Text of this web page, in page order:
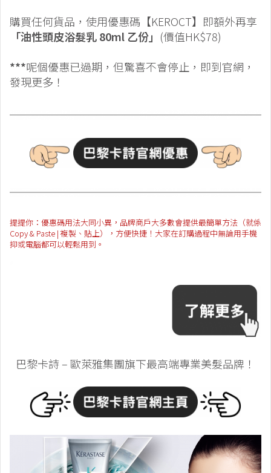
購買任何貨品，使用優惠碼【KEROCT】即額外再享
「油性頭皮浴髮乳 80ml 乙份」 (價值HK$78)
***呢個優惠已過期，但驚喜不會停止，即到官網，
發現更多！
提提你：優惠碼用法大同小異，品牌商戶大多數會提供最簡單方法（就係
Copy & Paste | 複製、貼上），方便快捷！大家在訂購過程中無論用手機
抑或電腦都可以輕鬆用到。
巴黎卡詩 – 歐萊雅集團旗下最高端專業美髮品牌！